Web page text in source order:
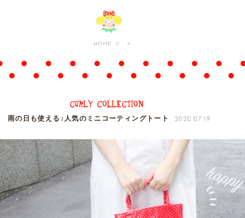
HOME
雨の日も使える♪人気のミニコーティングトート 2020.07.19